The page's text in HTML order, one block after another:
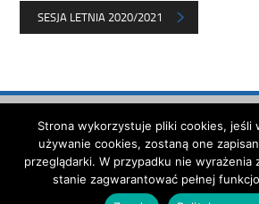
SESJA LETNIA 2020/2021
ramach
Polska
Widzialnii
Strona wykorzystuje pliki cookies, jeśli
używanie cookies, zostaną one
przeglądarki. W przypadku nie wyrażenia
stanie zagwarantować pełnej